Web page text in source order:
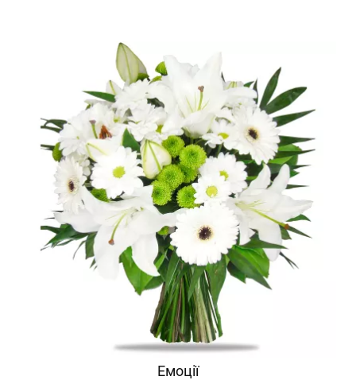
Емоції